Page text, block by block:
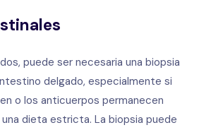
puede ser necesaria una biopsia
delgado, especialmente si
o los anticuerpos permanecen
dieta estricta. La biopsia puede